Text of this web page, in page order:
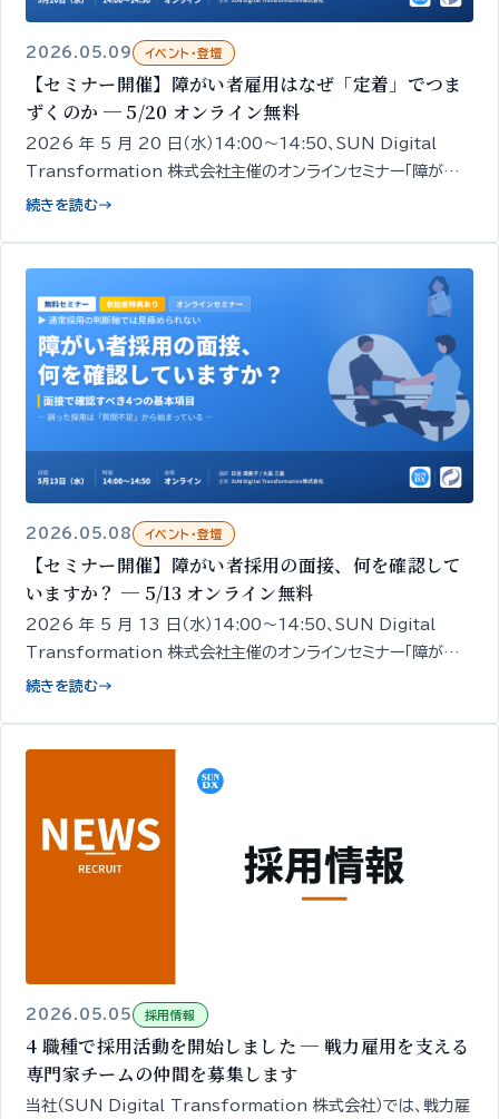
2026.05.09 イベント・登壇
【セミナー開催】障がい者雇用はなぜ「定着」でつま
ずくのか ─ 5/20 オンライン無料
2026 年 5 月 20 日（水）14:00〜14:50、SUN Digital
Transformation 株式会社主催のオンラインセミナー「障がい
者雇用はなぜ『定着』でつまずくのか ─ 定着を支える 3 つの視
続きを読む→
2026.05.08 イベント・登壇
【セミナー開催】障がい者採用の面接、何を確認して
いますか？ ─ 5/13 オンライン無料
2026 年 5 月 13 日（水）14:00〜14:50、SUN Digital
Transformation 株式会社主催のオンラインセミナー「障がい
者採用の面接、何を確認していますか？」を開催します。経営者・人
続きを読む→
2026.05.05 採用情報
4 職種で採用活動を開始しました ─ 戦力雇用を支える
専門家チームの仲間を募集します
当社（SUN Digital Transformation 株式会社）では、戦力雇